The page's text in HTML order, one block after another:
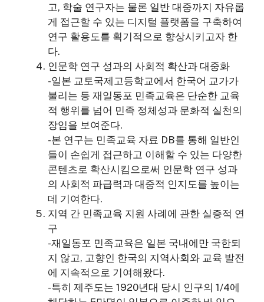
고, 학술 연구자는 물론 일반 대중까지 자유롭
게 접근할 수 있는 디지털 플랫폼을 구축하여
연구 활용도를 획기적으로 향상시키고자 한
다.
인문학 연구 성과의 사회적 확산과 대중화
-일본 교토국제고등학교에서 한국어 교가가
불리는 등 재일동포 민족교육은 단순한 교육
적 행위를 넘어 민족 정체성과 문화적 실천의
장임을 보여준다.
-본 연구는 민족교육 자료 DB를 통해 일반인
들이 손쉽게 접근하고 이해할 수 있는 다양한
콘텐츠로 확산시킴으로써 인문학 연구 성과
의 사회적 파급력과 대중적 인지도를 높이는
데 기여한다.
지역 간 민족교육 지원 사례에 관한 실증적 연
구
-재일동포 민족교육은 일본 국내에만 국한되
지 않고, 고향인 한국의 지역사회와 교육 발전
에 지속적으로 기여해왔다.
-특히 제주도는 1920년대 당시 인구의 1/4에